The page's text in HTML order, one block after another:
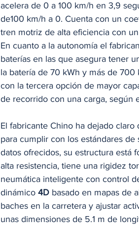
acelera de 0 a 100 km/h en 3,9
de100 km/h a 0. Cuenta con un
tren motriz de alta eficiencia con
En cuanto a la autonomía el
baterías en las que asegura tener
la batería de 70 kWh y más de
con la tercera opción de mayor
de recorrido con una carga, según
El fabricante Chino ha dejado
para cumplir con los estándares
datos ofrecidos, su estructura está
alta resistencia, tiene una rigidez
neumática inteligente con control
dinámico 4D basado en mapas de
baches en la carretera y ajustar
unas dimensiones de 5.1 m de